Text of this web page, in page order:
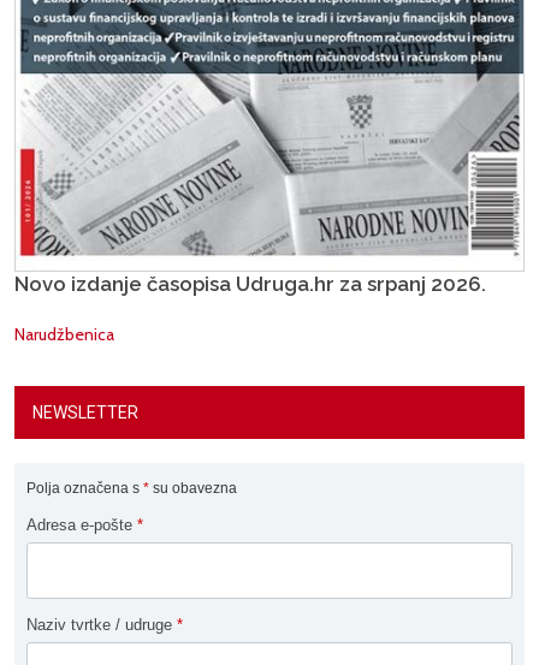
Novo izdanje časopisa Udruga.hr za srpanj 2026.
Narudžbenica
NEWSLETTER
Polja označena s * su obavezna
Adresa e-pošte *
Naziv tvrtke / udruge *